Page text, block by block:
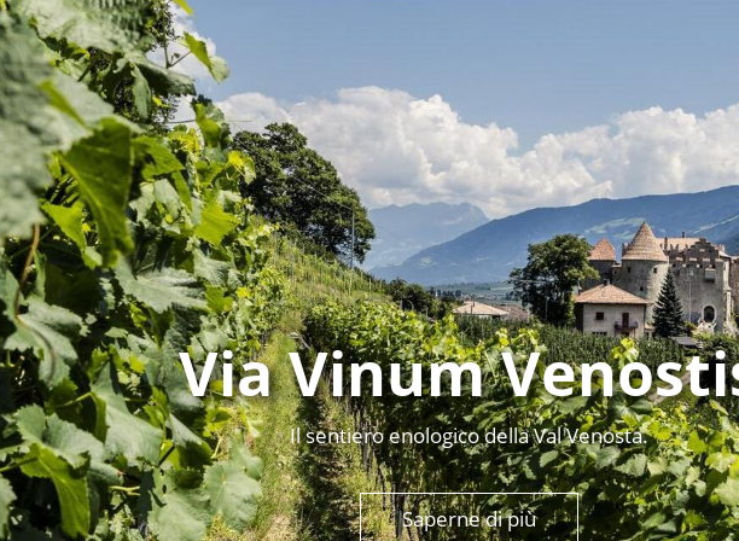
Via Vinum
Il sentiero enologico della Val Venosta.
Saperne di più